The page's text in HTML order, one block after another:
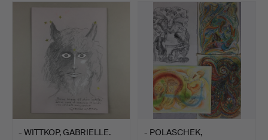
- WITTKOP, GABRIELLE.
- POLASCHEK,